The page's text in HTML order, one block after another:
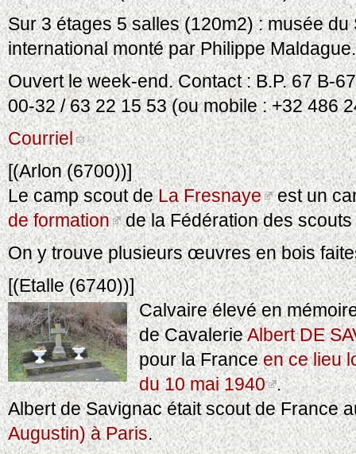
Sur 3 étages 5 salles (120m2) : musée du
international monté par Philippe Maldague.
Ouvert le week-end. Contact : B.P. 67 B-
00-32 / 63 22 15 53 (ou mobile : +32 486
Courriel
[(Arlon (6700))]
Le camp scout deLa Fresnaye est un
de formation de la Fédération des
On y trouve plusieurs œuvres en bois
[(Etalle (6740))]
Calvaire élevé en
de CavalerieAlbert DE
pour la Franceen ce lieu
du 10 mai 1940 .
Albert de Savignac était scout de France
Augustin) à Paris.